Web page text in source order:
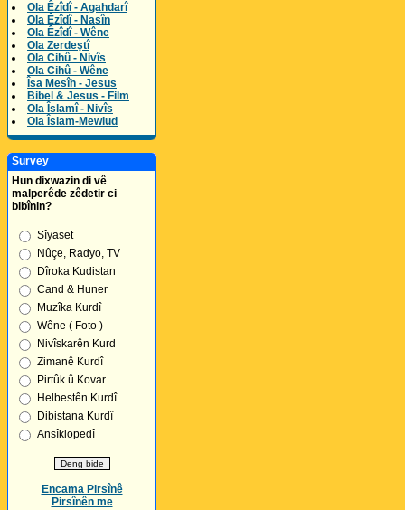
Ola Êzîdî - Agahdarî
Ola Êzîdî - Nasîn
Ola Êzîdî - Wêne
Ola Zerdeştî
Ola Cihû - Nivîs
Ola Cihû - Wêne
Îsa Mesîh - Jesus
Bibel & Jesus - Film
Ola Îslamî - Nivîs
Ola Îslam-Mewlud
Survey
Hun dixwazin di vê
malperêde zêdetir ci
bibînin?
Sîyaset
Nûçe, Radyo, TV
Dîroka Kudistan
Cand & Huner
Muzîka Kurdî
Wêne ( Foto )
Nivîskarên Kurd
Zimanê Kurdî
Pirtûk û Kovar
Helbestên Kurdî
Dibistana Kurdî
Ansîklopedî
Encama Pirsînê
Pirsînên me